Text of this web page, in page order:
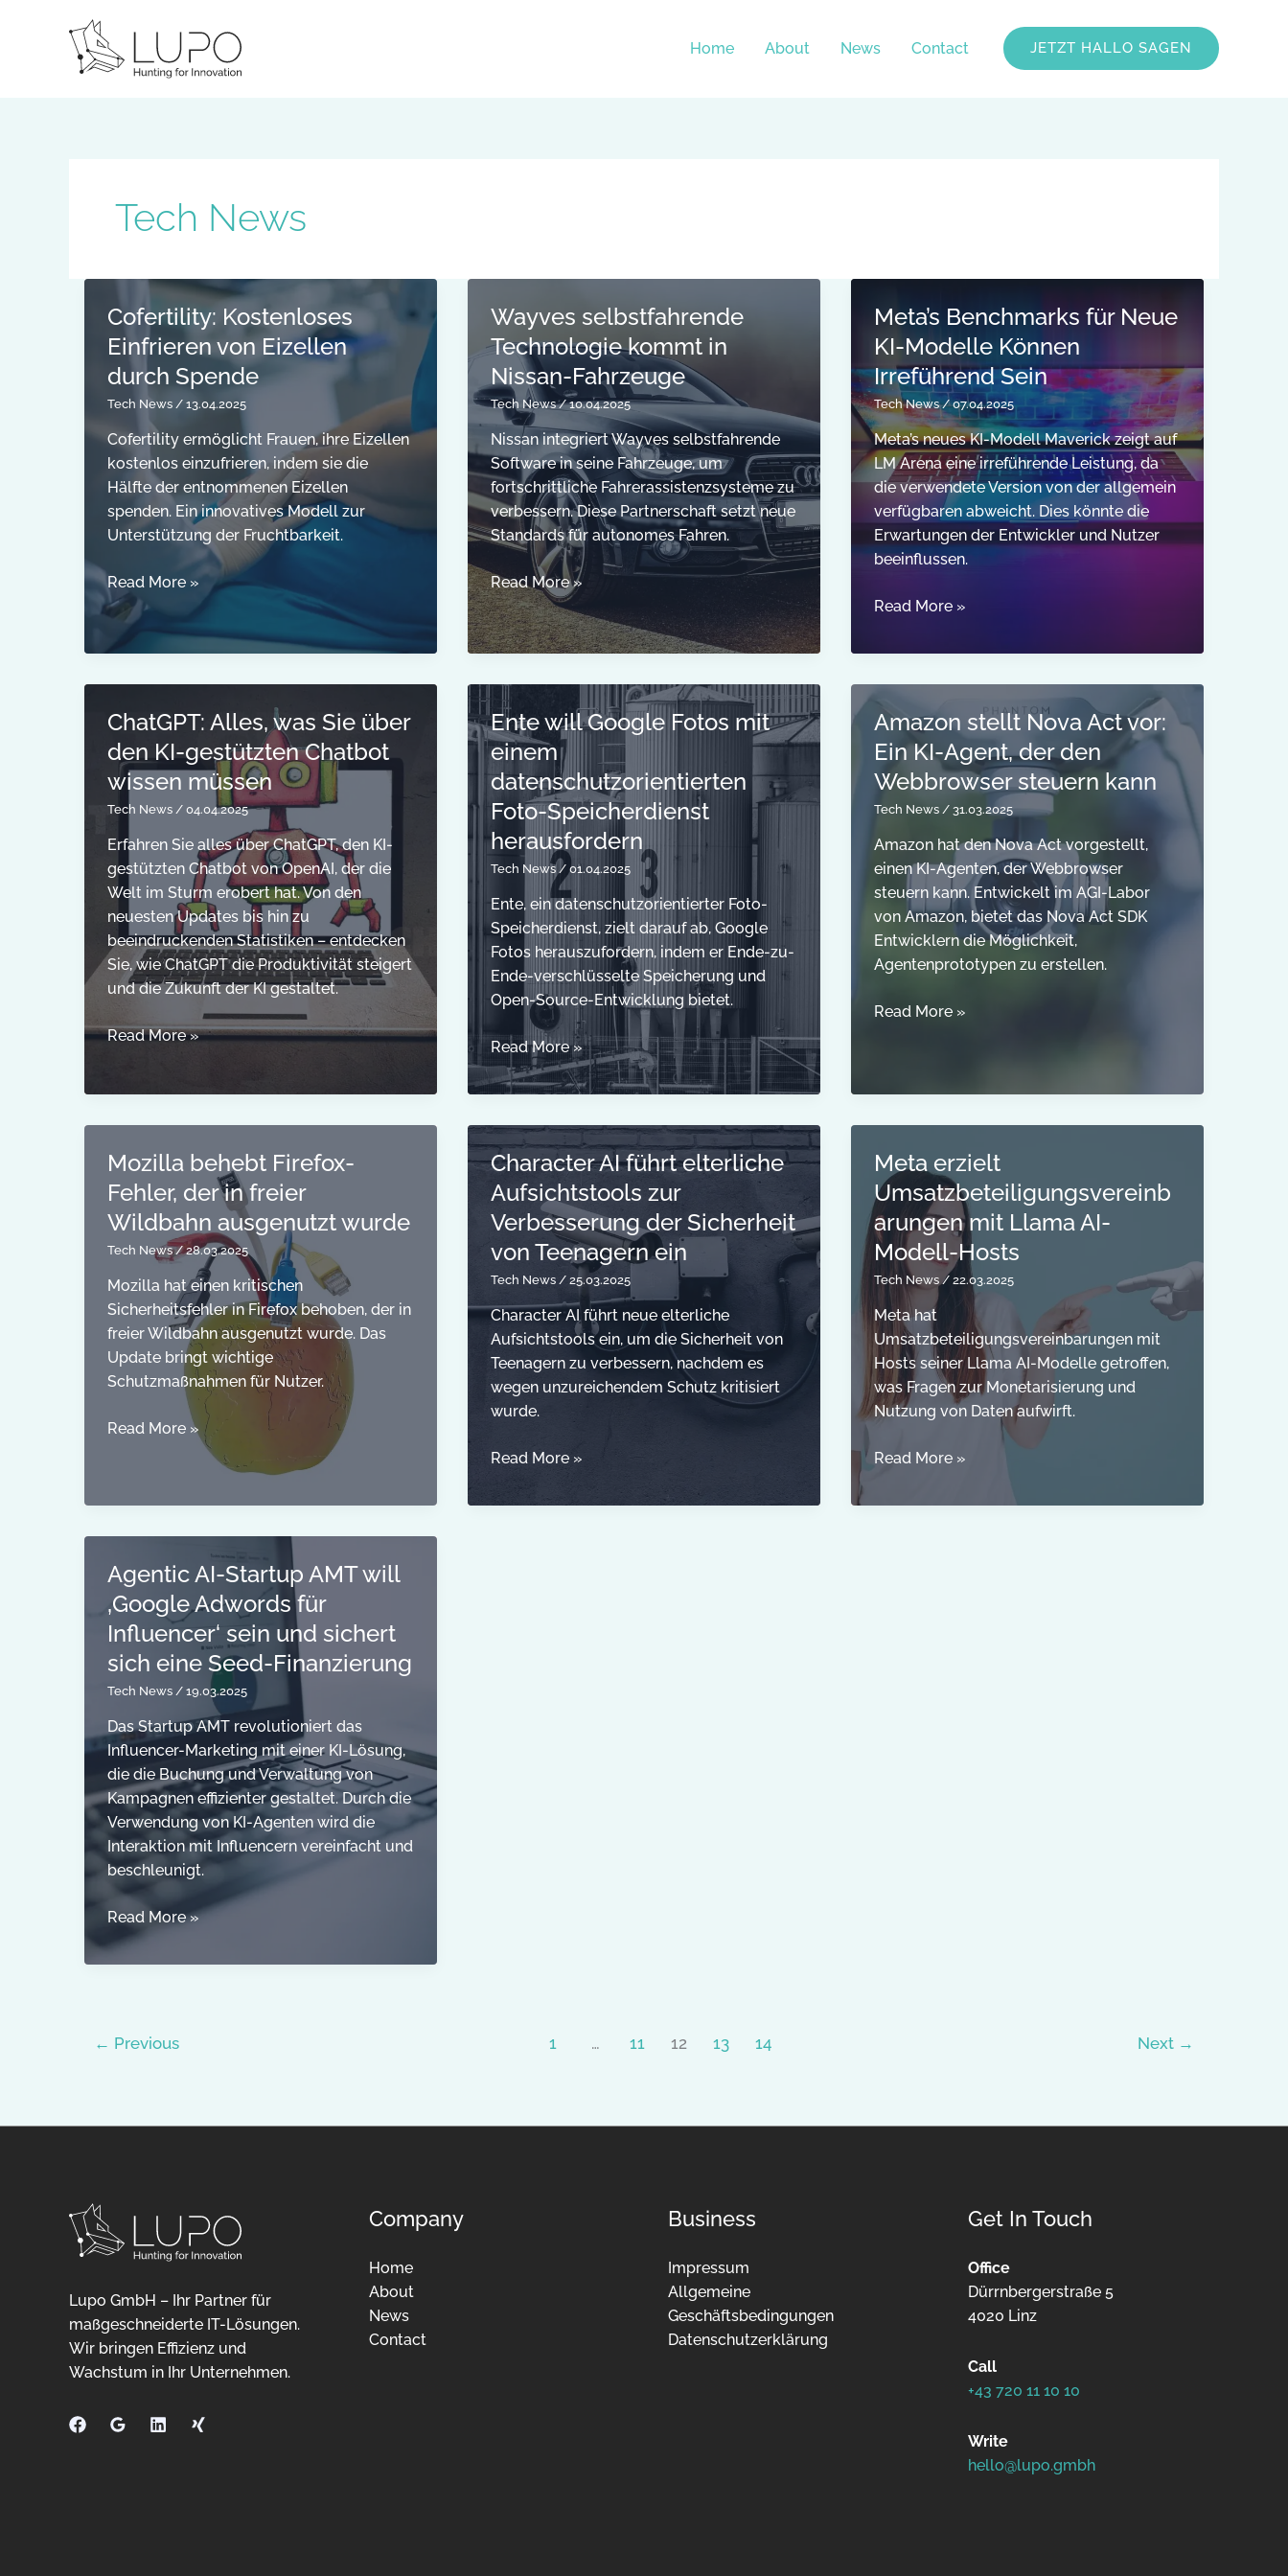
Home About News Contact JETZT HALLO SAGEN
Tech News
Cofertility: Kostenloses
Einfrieren von Eizellen
durch Spende
Tech News / 13.04.2025
Cofertility ermöglicht Frauen, ihre Eizellen
kostenlos einzufrieren, indem sie die
Hälfte der entnommenen Eizellen
spenden. Ein innovatives Modell zur
Unterstützung der Fruchtbarkeit.
Cofertility:
Kostenloses
Einfrieren
von
Spende
Read More »
Wayves selbstfahrende
Technologie kommt in
Nissan-Fahrzeuge
Tech News/10.04.2025
Nissan integriert Wayves selbstfahrende
Software in seine Fahrzeuge, um
fortschrittliche Fahrerassistenzsysteme zu
verbessern. Diese Partnerschaft setzt neue
Standards für autonomes Fahren.
Wayves
selbstfahrende
Technologie
kommt
Nissan-
Fahrzeuge
Read More »
Meta’s Benchmarks für Neue
KI-Modelle Können
Irreführend Sein
Tech News/07.04.2025
Meta’s neues KI-Modell Maverick zeigt auf
LM Arena eine irreführende Leistung, da
die verwendete Version von der allgemein
verfügbaren abweicht. Dies könnte die
Erwartungen der Entwickler und Nutzer
beeinflussen.
Meta’s
für
KI-
Modelle
Können
Irreführend
Read More »
ChatGPT: Alles, was Sie über
den KI-gestützten Chatbot
wissen müssen
Tech News / 04.04.2025
Erfahren Sie alles über ChatGPT, den KI-
gestützten Chatbot von OpenAI, der die
Welt im Sturm erobert hat. Von den
neuesten Updates bis hin zu
beeindruckenden Statistiken – entdecken
Sie, wie ChatGPT die Produktivität steigert
und die Zukunft der KI gestaltet.
ChatGPT:
über
den
gestützten
Chatbot
wissen
müssen
Read More »
Ente will Google Fotos mit
einem
datenschutzorientierten
Foto-Speicherdienst
herausfordern
Tech News/ 01.04.2025
Ente, ein datenschutzorientierter Foto-
Speicherdienst, zielt darauf ab, Google
Fotos herauszufordern, indem er Ende-zu-
Ende-verschlüsselte Speicherung und
Open-Source-Entwicklung bietet.
Ente
will
Google
mit
einem
datenschutzorientierten
Foto-
Speicherdienst
herausfordern
Read More »
Amazon stellt Nova Act vor:
Ein KI-Agent, der den
Webbrowser steuern kann
Tech News/ 31.03.2025
Amazon hat den Nova Act vorgestellt,
einen KI-Agenten, der Webbrowser
steuern kann. Entwickelt im AGI-Labor
von Amazon, bietet das Nova Act SDK
Entwicklern die Möglichkeit,
Agentenprototypen zu erstellen.
Amazon
Ein
KI-
Agent,
der
den
Webbrowser
steuern
kann
Read More »
Mozilla behebt Firefox-
Fehler, der in freier
Wildbahn ausgenutzt wurde
Tech News/28.03.2025
Mozilla hat einen kritischen
Sicherheitsfehler in Firefox behoben, der in
freier Wildbahn ausgenutzt wurde. Das
Update bringt wichtige
Schutzmaßnahmen für Nutzer.
Mozilla
freier
Wildbahn
ausgenutzt
wurde
Read More »
Character AI führt elterliche
Aufsichtstools zur
Verbesserung der Sicherheit
von Teenagern ein
Tech News/ 25.03.2025
Character AI führt neue elterliche
Aufsichtstools ein, um die Sicherheit von
Teenagern zu verbessern, nachdem es
wegen unzureichendem Schutz kritisiert
wurde.
Character
führt
Read More »
Meta erzielt
Umsatzbeteiligungsvereinb
arungen mit Llama AI-
Modell-Hosts
Tech News/ 22.03.2025
Meta hat
Umsatzbeteiligungsvereinbarungen mit
Hosts seiner Llama AI-Modelle getroffen,
was Fragen zur Monetarisierung und
Nutzung von Daten aufwirft.
Meta
Umsatzbeteiligungsvereinbarungen
Read More »
Agentic AI-Startup AMT will
‚Google Adwords für
Influencer‘ sein und sichert
sich eine Seed-Finanzierung
Tech News / 19.03.2025
Das Startup AMT revolutioniert das
Influencer-Marketing mit einer KI-Lösung,
die die Buchung und Verwaltung von
Kampagnen effizienter gestaltet. Durch die
Verwendung von KI-Agenten wird die
Interaktion mit Influencern vereinfacht und
beschleunigt.
Agentic
AI-
Startup
‚Google
sein
eine
Seed-
Read More »
← Previous 1 … 11 12 13 14 Next →
Lupo GmbH – Ihr Partner für
maßgeschneiderte IT-Lösungen.
Wir bringen Effizienz und
Wachstum in Ihr Unternehmen.
Company
Home
About
News
Contact
Business
Impressum
Allgemeine
Geschäftsbedingungen
Datenschutzerklärung
Get In Touch
Office
Dürrnbergerstraße 5
4020 Linz
Call
+43 720 11 10 10
Write
hello@lupo.gmbh